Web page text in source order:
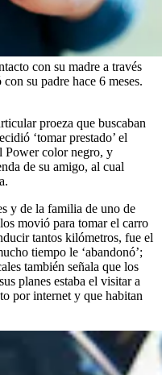
con su madre a través
su padre hace 6 meses.
proeza que buscaban
‘tomar prestado’ el
Power color negro, y
de su amigo, al cual
y de la familia de uno de
movió para tomar el carro
tantos kilómetros, fue el
tiempo le ‘abandonó’;
también señala que los
planes estaba el visitar a
por internet y que habitan